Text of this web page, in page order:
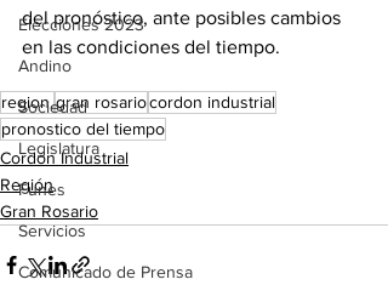
Elecciones 2023
Andino
Sociedad
Legislatura
Funes
Servicios
Comunicado de Prensa
del pronóstico, ante posibles cambios
en las condiciones del tiempo.
region.gran rosariocordon industrial
pronostico del tiempo
Cordón Industrial
Región
Gran Rosario